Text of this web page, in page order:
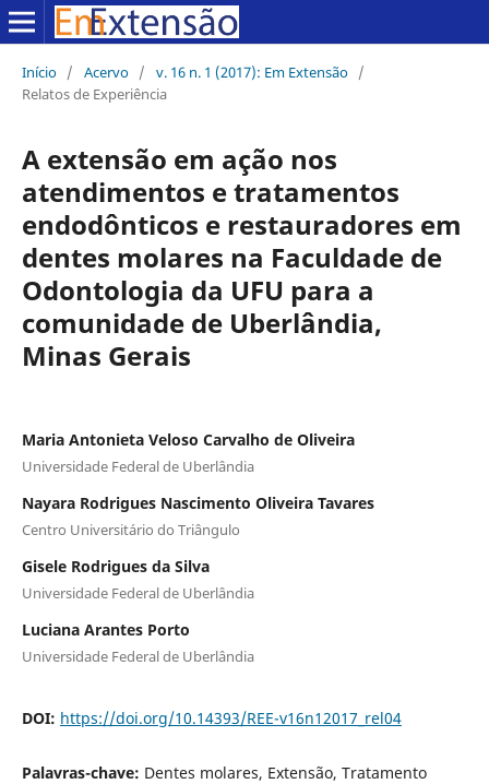
Início / Acervo / v. 16 n. 1 (2017): Em Extensão /
Relatos de Experiência
A extensão em ação nos
atendimentos e tratamentos
endodônticos e restauradores em
dentes molares na Faculdade de
Odontologia da UFU para a
comunidade de Uberlândia,
Minas Gerais
Maria Antonieta Veloso Carvalho de Oliveira
Universidade Federal de Uberlândia
Nayara Rodrigues Nascimento Oliveira Tavares
Centro Universitário do Triângulo
Gisele Rodrigues da Silva
Universidade Federal de Uberlândia
Luciana Arantes Porto
Universidade Federal de Uberlândia
DOI: https://doi.org/10.14393/REE-v16n12017_rel04
Palavras-chave: Dentes molares, Extensão, Tratamento